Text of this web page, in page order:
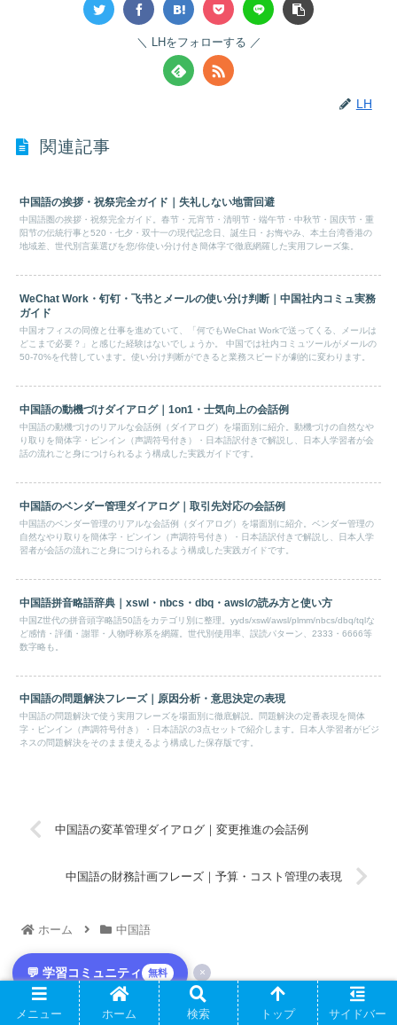
💬 学習コミュニティ 無料 ×
LHをフォローする
LH
関連記事
中国語の挨拶・祝祭完全ガイド｜失礼しない地雷回避
中国語圏の挨拶・祝祭完全ガイド。春节・元宵节・清明节・端午节・中秋节・国庆节・重
阳节の伝統行事と520・七夕・双十一の現代記念日、誕生日・お悔やみ、本土台湾香港の
地域差、世代別言葉選びを您/你使い分け付き簡体字で徹底網羅した実用フレーズ集。
WeChat Work・钉钉・飞书とメールの使い分け判断｜中国社内コミュ実務
ガイド
中国オフィスの同僚と仕事を進めていて、「何でもWeChat Workで送ってくる、メールは
どこまで必要？」と感じた経験はないでしょうか。 中国では社内コミュツールがメールの
50-70%を代替しています。使い分け判断ができると業務スピードが劇的に変わります。
中国語の動機づけダイアログ｜1on1・士気向上の会話例
中国語の動機づけのリアルな会話例（ダイアログ）を場面別に紹介。動機づけの自然なや
り取りを簡体字・ピンイン（声調符号付き）・日本語訳付きで解説し、日本人学習者が会
話の流れごと身につけられるよう構成した実践ガイドです。
中国語のベンダー管理ダイアログ｜取引先対応の会話例
中国語のベンダー管理のリアルな会話例（ダイアログ）を場面別に紹介。ベンダー管理の
自然なやり取りを簡体字・ピンイン（声調符号付き）・日本語訳付きで解説し、日本人学
習者が会話の流れごと身につけられるよう構成した実践ガイドです。
中国語拼音略語辞典｜xswl・nbcs・dbq・awslの読み方と使い方
中国Z世代の拼音頭字略語50語をカテゴリ別に整理。yyds/xswl/awsl/plmm/nbcs/dbq/tqlな
ど感情・評価・謝罪・人物呼称系を網羅。世代別使用率、誤読パターン、2333・6666等
数字略も。
中国語の問題解決フレーズ｜原因分析・意思決定の表現
中国語の問題解決で使う実用フレーズを場面別に徹底解説。問題解決の定番表現を簡体
字・ピンイン（声調符号付き）・日本語訳の3点セットで紹介します。日本人学習者がビジ
ネスの問題解決をそのまま使えるよう構成した保存版です。
中国語の変革管理ダイアログ｜変更推進の会話例
中国語の財務計画フレーズ｜予算・コスト管理の表現
ホーム 中国語
PAGE TOP
メニュー ホーム 検索 トップ サイドバー